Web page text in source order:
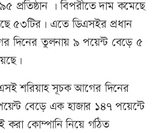
প্রতিষ্ঠান । বিপরীতে দাম কমেছে
৫৩টির। এতে ডিএসইর প্রধান
দিনের তুলনায় ৯ পয়েন্ট বেড়ে ৫
শরিয়াহ সূচক আগের দিনের
বেড়ে এক হাজার ১৪৭ পয়েন্টে
করা কোম্পানি নিয়ে গঠিত